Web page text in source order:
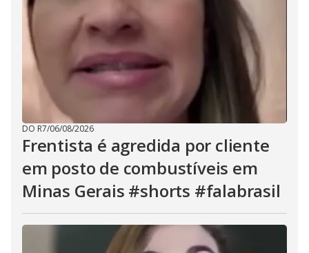
DO R7/06/08/2026
Frentista é agredida por cliente
em posto de combustíveis em
Minas Gerais #shorts #falabrasil